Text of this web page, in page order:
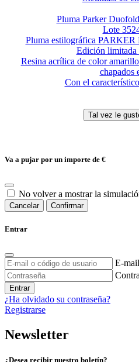
Pluma Parker
Lote
Pluma estilográfica
Edición limitada
Resina acrílica de color
chapados
Con el
Va a pujar por un importe de €
No volver a mostrar la
Cancelar Confirmar
Entrar
E-
Entrar
¿Ha olvidado su contraseña?
Registrarse
Newsletter
¿Desea recibir nuestro boletín?